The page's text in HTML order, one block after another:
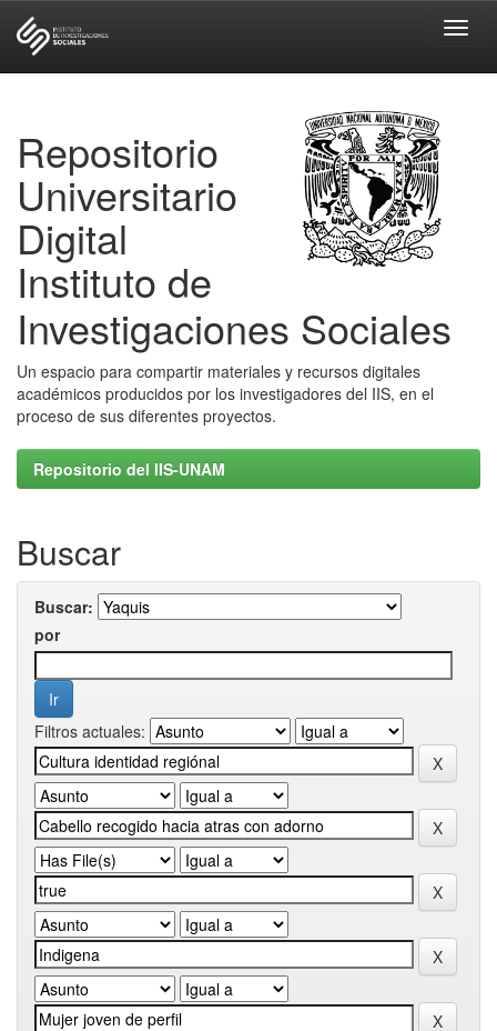
Repositorio
Universitario
Digital
Instituto de
Investigaciones Sociales
Un espacio para compartir materiales y recursos digitales
académicos producidos por los investigadores del IIS, en el
proceso de sus diferentes proyectos.
Repositorio del IIS-UNAM
Buscar
Buscar:
por
Filtros actuales: